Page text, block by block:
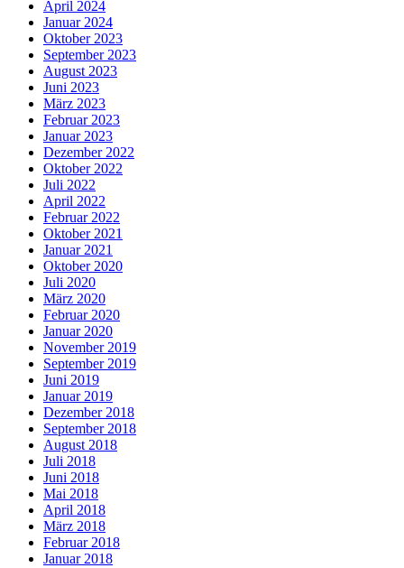
April 2024
Januar 2024
Oktober 2023
September 2023
August 2023
Juni 2023
März 2023
Februar 2023
Januar 2023
Dezember 2022
Oktober 2022
Juli 2022
April 2022
Februar 2022
Oktober 2021
Januar 2021
Oktober 2020
Juli 2020
März 2020
Februar 2020
Januar 2020
November 2019
September 2019
Juni 2019
Januar 2019
Dezember 2018
September 2018
August 2018
Juli 2018
Juni 2018
Mai 2018
April 2018
März 2018
Februar 2018
Januar 2018